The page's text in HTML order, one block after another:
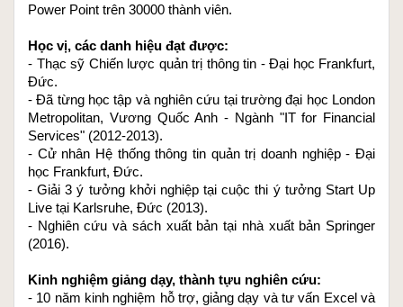
Power Point trên 30000 thành viên.
Học vị, các danh hiệu đạt được:
- Thạc sỹ Chiến lược quản trị thông tin - Đại học Frankfurt,
Đức.
- Đã từng học tập và nghiên cứu tại trường đại học London
Metropolitan, Vương Quốc Anh - Ngành "IT for Financial
Services" (2012-2013).
- Cử nhân Hệ thống thông tin quản trị doanh nghiệp - Đại
học Frankfurt, Đức.
- Giải 3 ý tưởng khởi nghiệp tại cuộc thi ý tưởng Start Up
Live tại Karlsruhe, Đức (2013).
- Nghiên cứu và sách xuất bản tại nhà xuất bản Springer
(2016).
Kinh nghiệm giảng dạy, thành tựu nghiên cứu:
- 10 năm kinh nghiệm hỗ trợ, giảng dạy và tư vấn Excel và